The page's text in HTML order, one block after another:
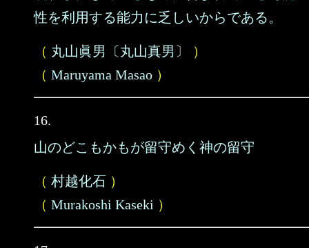
性を利用する能力に乏しいからである。
（ 丸山眞男〔丸山真男〕
）
（ Maruyama Masao ）
16.
山のどこもかもが留守めく神の留守
（ 村越化石 ）
（ Murakoshi Kaseki ）